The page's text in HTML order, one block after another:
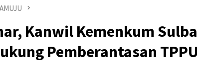
Kanwil Kemenkum
Pemberantasan